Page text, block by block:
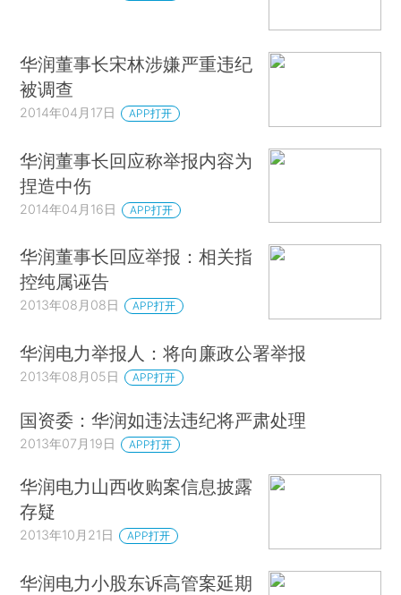
华润董事长宋林涉嫌严重违纪
被调查
2014年04月17日 APP打开
华润董事长回应称举报内容为
捏造中伤
2014年04月16日 APP打开
华润董事长回应举报：相关指
控纯属诬告
2013年08月08日 APP打开
华润电力举报人：将向廉政公署举报
2013年08月05日 APP打开
国资委：华润如违法违纪将严肃处理
2013年07月19日 APP打开
华润电力山西收购案信息披露
存疑
2013年10月21日 APP打开
华润电力小股东诉高管案延期